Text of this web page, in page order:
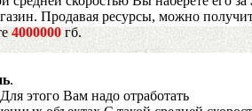
Продавая ресурсы, можно
4000000 гб.
.
этого Вам надо отработать